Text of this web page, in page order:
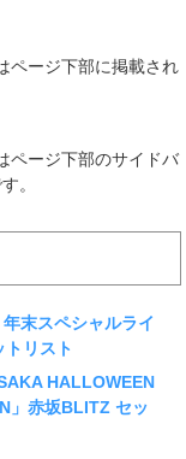
ページ下部に掲載され
ページ下部のサイドバ
。
末スペシャルライ
リスト
HALLOWEEN
」赤坂BLITZ セッ